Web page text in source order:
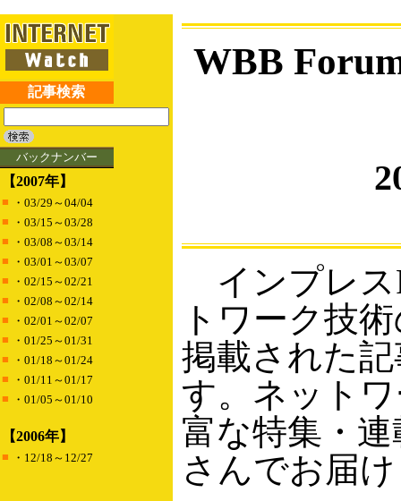
記事検索
バックナンバー
【2007年】
■
・03/29～04/04
■
・03/15～03/28
■
・03/08～03/14
■
・03/01～03/07
■
・02/15～02/21
■
・02/08～02/14
■
・02/01～02/07
■
・01/25～01/31
■
・01/18～01/24
■
・01/11～01/17
■
・01/05～01/10
【2006年】
■ ・12/18～12/27
WBB
インプレス
トワーク技
掲載された
す。ネット
富な特集・
さんでお届